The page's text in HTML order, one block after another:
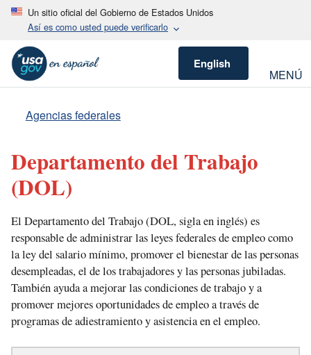
Un sitio oficial del Gobierno de Estados Unidos
Así es como usted puede verificarlo
English
MENÚ
Agencias federales
Departamento del Trabajo
(DOL)
El Departamento del Trabajo (DOL, sigla en inglés) es
responsable de administrar las leyes federales de empleo como
la ley del salario mínimo, promover el bienestar de las personas
desempleadas, el de los trabajadores y las personas jubiladas.
También ayuda a mejorar las condiciones de trabajo y a
promover mejores oportunidades de empleo a través de
programas de adiestramiento y asistencia en el empleo.